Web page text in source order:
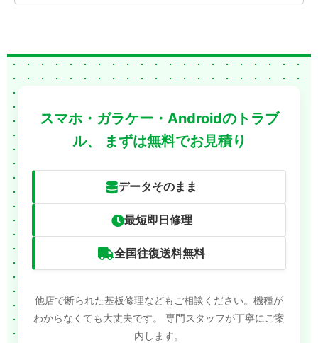
スマホ・ガラケー・Androidのトラブ
ル、
まずは無料でお見積り
データそのまま
最短即日修理
全国往復送料無料
他店で断られた基板修理などもご相談ください。機種が
わからなくても大丈夫です。
専門スタッフが丁寧にご案
内します。